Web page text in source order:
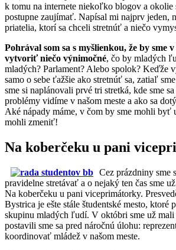
k tomu na internete niekoľko blogov a okolie
postupne zaujímať. Napísal mi najprv jeden,
priatelia, ktorí sa chceli stretnúť a niečo
Pohrával som sa s myšlienkou, že by sme
vytvoriť niečo výnimočné, čo by mladých
mladých? Parlament? Alebo spolok? Keďže
samo o sebe ťažšie ako stretnúť sa, zatiaľ
sme si naplánovali prvé tri stretká, kde sme
problémy vidíme v našom meste a ako sa
Aké nápady máme, v čom by sme mohli byť
mohli zmeniť!
Na koberčeku u pani
Cez prázdniny sme
pravidelne stretávať a o nejaký ten čas sme
Na koberčeku u pani viceprimátorky.
Bystrica je ešte stále študentské mesto, ktoré
skupinu mladých ľudí. V októbri sme už mali
postavili sme sa pred náročnú úlohu:
koordinovať mládež v našom meste.